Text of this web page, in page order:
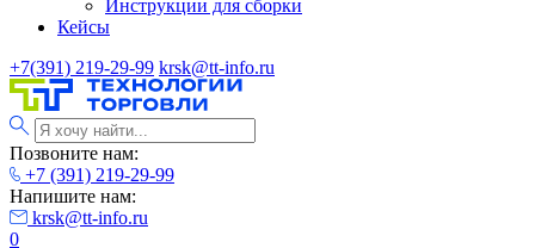
Инструкции для сборки
Кейсы
+7(391) 219-29-99 krsk@tt-info.ru
Позвоните нам:
+7 (391) 219-29-99
Напишите нам:
krsk@tt-info.ru
0